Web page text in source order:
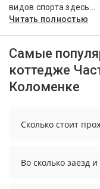
видов спорта здесь...
Читать полностью
Самые
коттедже
Коломенке
Сколько стоит
в объекте,
Во сколько заезд